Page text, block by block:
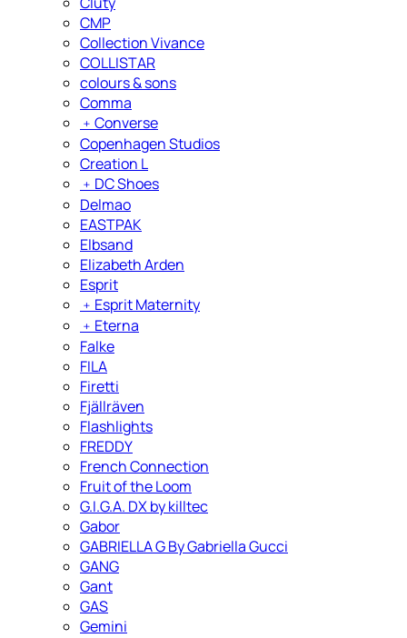
CMP
Collection Vivance
COLLISTAR
colours & sons
Comma
﹢ Converse
Copenhagen Studios
Creation L
﹢ DC Shoes
Delmao
EASTPAK
Elbsand
Elizabeth Arden
Esprit
﹢ Esprit Maternity
﹢ Eterna
Falke
FILA
Firetti
Fjällräven
Flashlights
FREDDY
French Connection
Fruit of the Loom
G.I.G.A. DX by killtec
Gabor
GABRIELLA G By Gabriella Gucci
GANG
Gant
GAS
Gemini